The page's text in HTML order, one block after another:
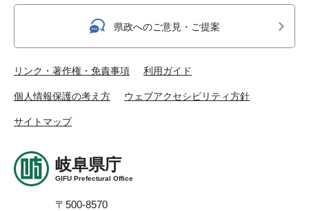
県政へのご意見・ご提案
リンク・著作権・免責事項 利用ガイド
個人情報保護の考え方 ウェブアクセシビリティ方針
サイトマップ
岐阜県庁
GIFU Prefectural Office
〒500-8570